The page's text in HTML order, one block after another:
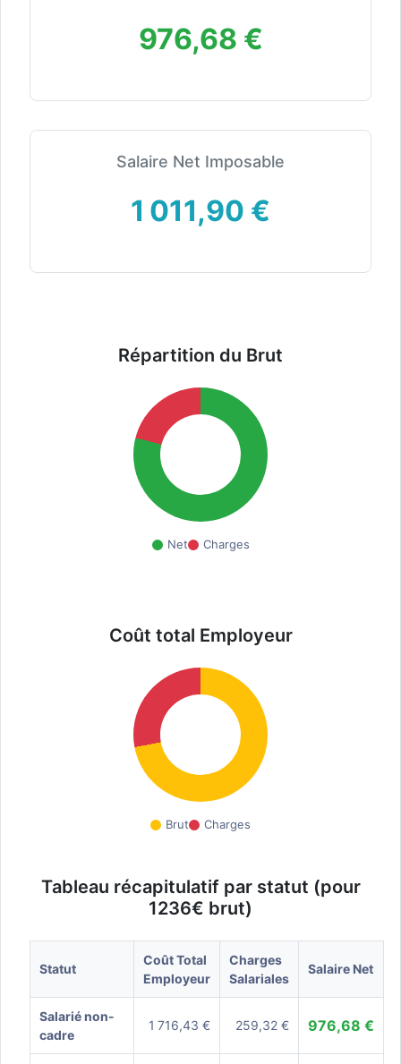
976,68 €
Salaire Net Imposable
1 011,90 €
Répartition du Brut
Net Charges
Coût total Employeur
Brut Charges
Tableau récapitulatif par statut (pour
1236€ brut)
Statut
Coût Total
Employeur
Charges
Salariales
Salaire Net
Salarié non-
cadre
1 716,43 € 259,32 € 976,68 €